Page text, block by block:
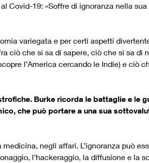
Covid-19: «Soffre di ignoranza nella
variegata e per certi aspetti
ciò che si sa di sapere, ciò che si sa di
l’America cercando le Indie) e ciò
Burke ricorda le battaglie e le
che può portare a una sua
negli affari. L’ignoranza può
l’hackeraggio, la diffusione e la